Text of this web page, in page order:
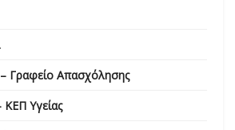
– Γραφείο Απασχόλησης
ΚΕΠ Υγείας